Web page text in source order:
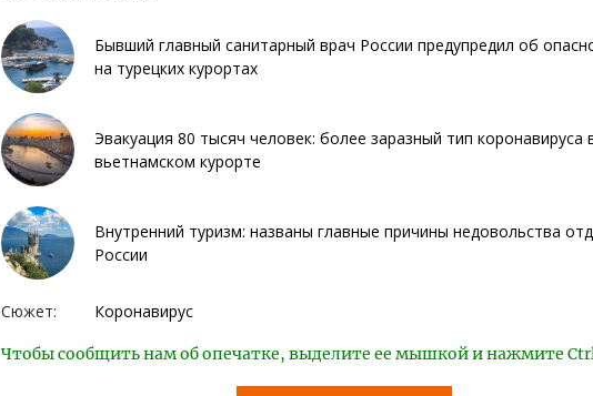
Бывший главный санитарный врач России предупредил об
на турецких курортах
Эвакуация 80 тысяч человек: более заразный тип коронавируса
вьетнамском курорте
Внутренний туризм: названы главные причины недовольства
России
Сюжет: Коронавирус
Чтобы сообщить нам об опечатке, выделите ее мышкой и нажмите